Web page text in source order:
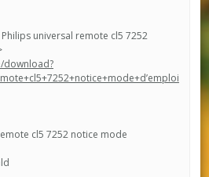
universal remote cl5 7252
download?
cl5 7252 notice mode